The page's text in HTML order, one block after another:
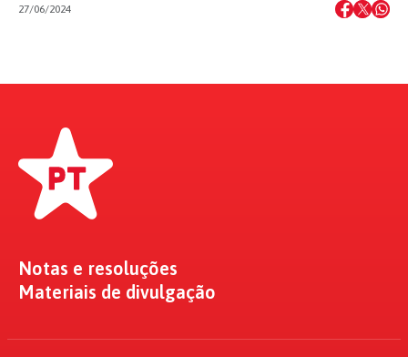
27/06/2024
Notas e resoluções
Materiais de divulgação